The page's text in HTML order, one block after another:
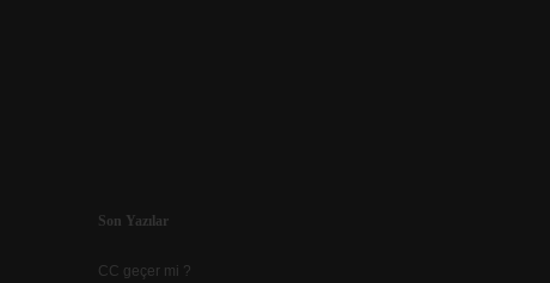
Sidebar
Son Yazılar
CC geçer mi ?